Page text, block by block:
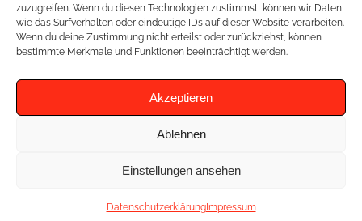
zuzugreifen. Wenn du diesen Technologien zustimmst, können wir Daten
wie das Surfverhalten oder eindeutige IDs auf dieser Website verarbeiten.
Wenn du deine Zustimmung nicht erteilst oder zurückziehst, können
bestimmte Merkmale und Funktionen beeinträchtigt werden.
Akzeptieren
Ablehnen
Einstellungen ansehen
DatenschutzerklärungImpressum
RELATED PROJECTS